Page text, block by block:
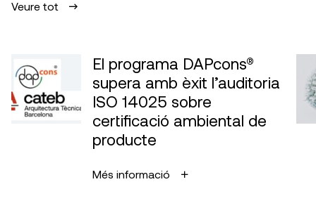
Veure tot
El programa DAPcons®
supera amb èxit l’auditoria
ISO 14025 sobre
certificació ambiental de
producte
Més informació